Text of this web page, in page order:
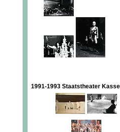
1991-1993 Staatstheater